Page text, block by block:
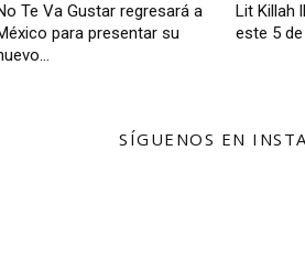
Te Va Gustar regresará a
para presentar su
Lit Killah
este 5
SÍGUENOS EN